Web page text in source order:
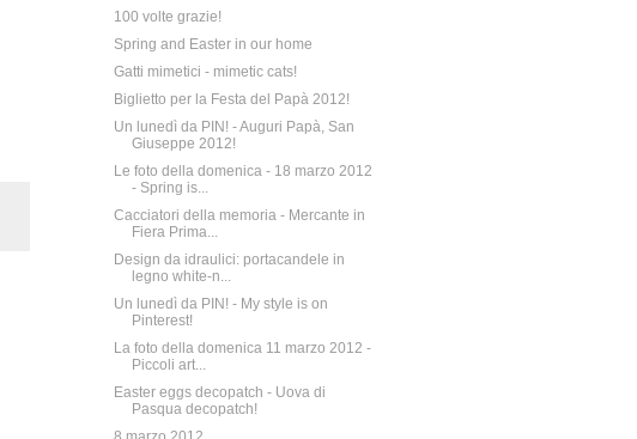
100 volte grazie!
Spring and Easter in our home
Gatti mimetici - mimetic cats!
Biglietto per la Festa del Papà 2012!
Un lunedì da PIN! - Auguri Papà, San
Giuseppe 2012!
Le foto della domenica - 18 marzo 2012
- Spring is...
Cacciatori della memoria - Mercante in
Fiera Prima...
Design da idraulici: portacandele in
legno white-n...
Un lunedì da PIN! - My style is on
Pinterest!
La foto della domenica 11 marzo 2012 -
Piccoli art...
Easter eggs decopatch - Uova di
Pasqua decopatch!